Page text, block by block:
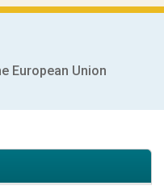
European Union